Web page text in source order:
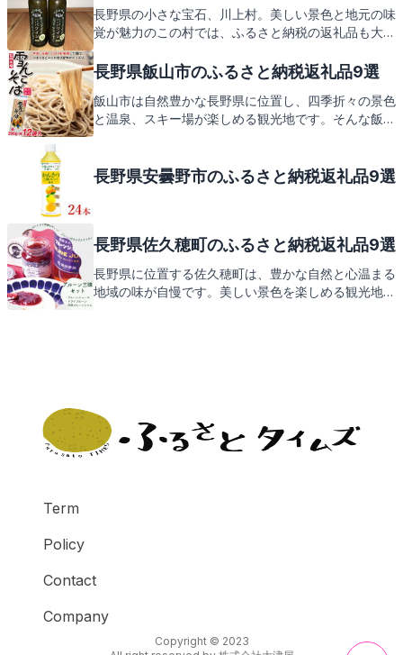
に入れる旅に出かけましょう。
すめ9選
長野県の小さな宝石、川上村。美しい景色と地元の味
覚が魅力のこの村では、ふるさと納税の返礼品も大変
楽しみに。
長野県飯山市のふるさと納税返礼品9選
飯山市は自然豊かな長野県に位置し、四季折々の景色
と温泉、スキー場が楽しめる観光地です。そんな飯山
山市ならではの美味しさをご紹介しますので、どうぞ
長野県安曇野市のふるさと納税返礼品9選
長野県佐久穂町のふるさと納税返礼品9選
長野県に位置する佐久穂町は、豊かな自然と心温まる
地域の味が自慢です。美しい景色を楽しめる観光地か
Term
Policy
Contact
Company
Copyright © 2023